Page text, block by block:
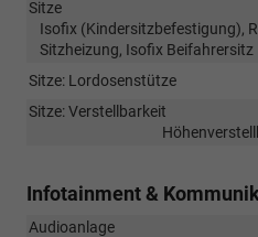
Sitze
Isofix (Kindersitzbefestigung),
Sitzheizung, Isofix Beifahrersitz
Sitze: Lordosenstütze
Sitze: Verstellbarkeit
Infotainment &
Audioanlage